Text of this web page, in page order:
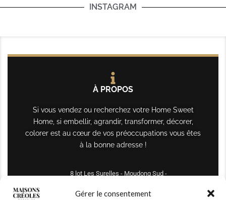
Gérer le consentement
INSTAGRAM
À PROPOS
Si vous vendez ou recherchez votre Home Sweet
Home, si embellir, agrandir, transformer, décorer,
colorer est au cœur de vos préoccupations vous êtes
à la bonne adresse !
8 lot Les Surelles - Moudong Sud -